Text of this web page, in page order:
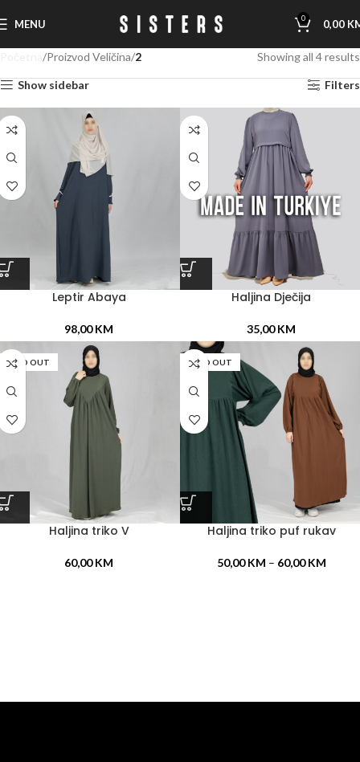
MENU 0 0,00
Proizvod Veličina 2 Showing all 4 results
Show sidebar Filters
Leptir Abaya
98,00KM
Haljina Dječija
35,00KM
SOLD OUT
Haljina triko V
60,00KM
SOLD OUT
Haljina triko puf rukav
50,00KM – 60,00KM